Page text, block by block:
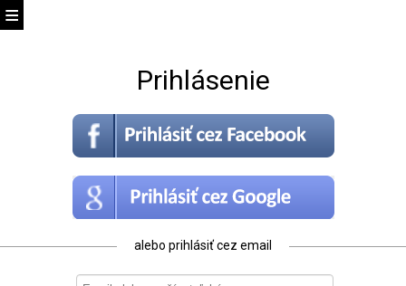
Prihlásenie
alebo prihlásiť cez email